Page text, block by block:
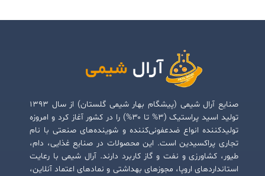
صنایع آرال شیمی (پیشگام بهار شیمی گلستان) از سال ۱۳۹۳
تولید اسید پراستیک (۳% تا ۳۰%) را در کشور آغاز کرد و امروزه
تولیدکننده انواع ضدعفونی‌کننده و شوینده‌های صنعتی با نام
تجاری پراکسیدین است. این محصولات در صنایع غذایی، دام،
طیور، کشاورزی و نفت و گاز کاربرد دارند. آرال شیمی با رعایت
استانداردهای اروپا، مجوزهای بهداشتی و نمادهای اعتماد آنلاین،